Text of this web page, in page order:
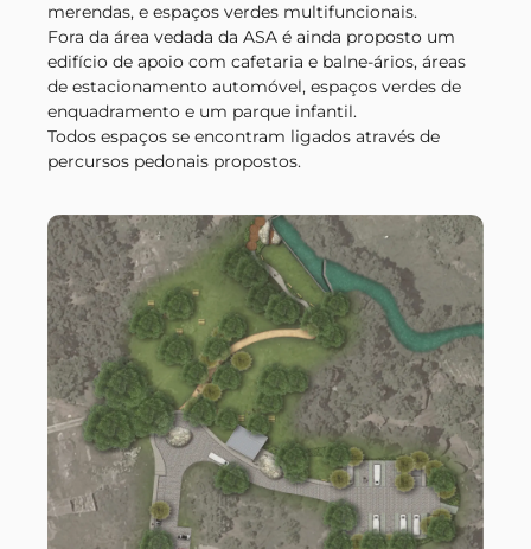
merendas, e espaços verdes multifuncionais.
Fora da área vedada da ASA é ainda proposto um
edifício de apoio com cafetaria e balne-ários, áreas
de estacionamento automóvel, espaços verdes de
enquadramento e um parque infantil.
Todos espaços se encontram ligados através de
percursos pedonais propostos.